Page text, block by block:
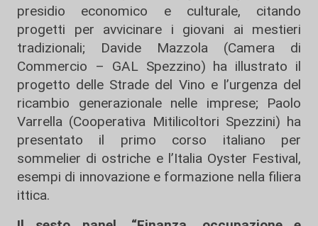
presidio economico e culturale, citando
progetti per avvicinare i giovani ai mestieri
tradizionali; Davide Mazzola (Camera di
Commercio – GAL Spezzino) ha illustrato il
progetto delle Strade del Vino e l’urgenza del
ricambio generazionale nelle imprese; Paolo
Varrella (Cooperativa Mitilicoltori Spezzini) ha
presentato il primo corso italiano per
sommelier di ostriche e l’Italia Oyster Festival,
esempi di innovazione e formazione nella filiera
ittica.